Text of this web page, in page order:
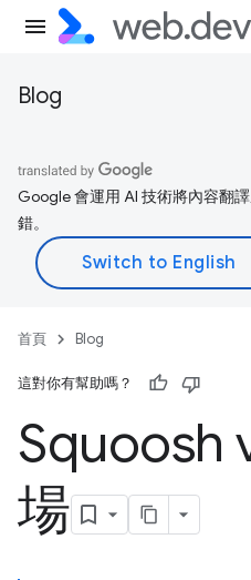
Blog
Google 會運用 AI 技術將內容翻
錯。
首頁 Blog
這對你有幫助嗎？
Squoosh
場